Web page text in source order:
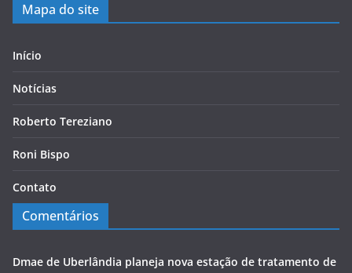
Mapa do site
Início
Notícias
Roberto Tereziano
Roni Bispo
Contato
Comentários
Dmae de Uberlândia planeja nova estação de tratamento de